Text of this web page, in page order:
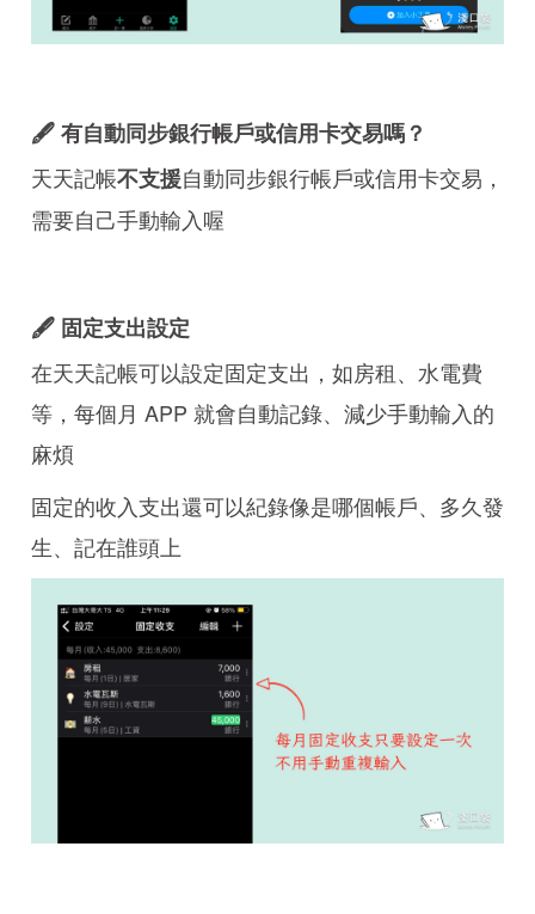
🖋️ 有自動同步銀行帳戶或信用卡交易嗎？
天天記帳不支援自動同步銀行帳戶或信用卡交易，
需要自己手動輸入喔
🖋️ 固定支出設定
在天天記帳可以設定固定支出，如房租、水電費
等，每個月 APP 就會自動記錄、減少手動輸入的
麻煩
固定的收入支出還可以紀錄像是哪個帳戶、多久發
生、記在誰頭上